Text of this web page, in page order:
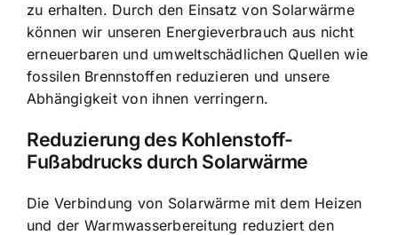
zu erhalten. Durch den Einsatz von Solarwärme
können wir unseren Energieverbrauch aus nicht
erneuerbaren und umweltschädlichen Quellen wie
fossilen Brennstoffen reduzieren und unsere
Abhängigkeit von ihnen verringern.
Reduzierung des Kohlenstoff-
Fußabdrucks durch Solarwärme
Die Verbindung von Solarwärme mit dem Heizen
und der Warmwasserbereitung reduziert den